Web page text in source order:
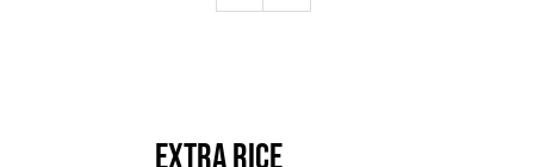
Extra Rice